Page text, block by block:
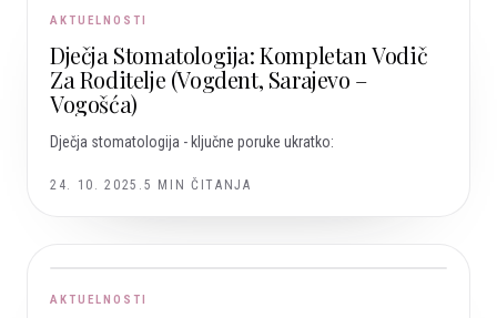
AKTUELNOSTI
Dječja Stomatologija: Kompletan Vodič
Za Roditelje (Vogdent, Sarajevo –
Vogošća)
Dječja stomatologija - ključne poruke ukratko:
24. 10. 2025. 5 MIN ČITANJA
AKTUELNOSTI